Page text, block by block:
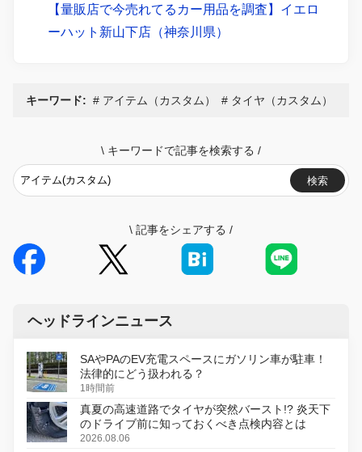
【量販店で今売れてるカー用品を調査】イエロ
ーハット新山下店（神奈川県）
キーワード: アイテム（カスタム） タイヤ（カスタム）
\ キーワードで記事を検索する /
検索
\ 記事をシェアする /
ヘッドラインニュース
SAやPAのEV充電スペースにガソリン車が駐車！
法律的にどう扱われる？
1時間前
真夏の高速道路でタイヤが突然バースト!? 炎天下
のドライブ前に知っておくべき点検内容とは
2026.08.06